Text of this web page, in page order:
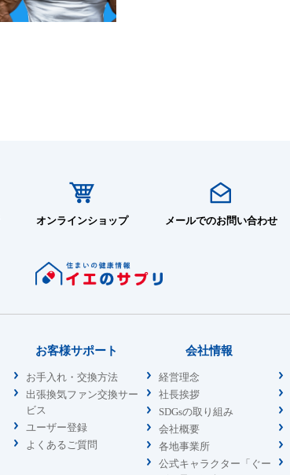
オンラインショップ メールでのお問い合わせ
お客様サポート
お手入れ・交換方法
出張換気ファン交換サー
ビス
ユーザー登録
よくあるご質問
会社情報
経営理念
社長挨拶
SDGsの取り組み
会社概要
各地事業所
公式キャラクター「ぐー